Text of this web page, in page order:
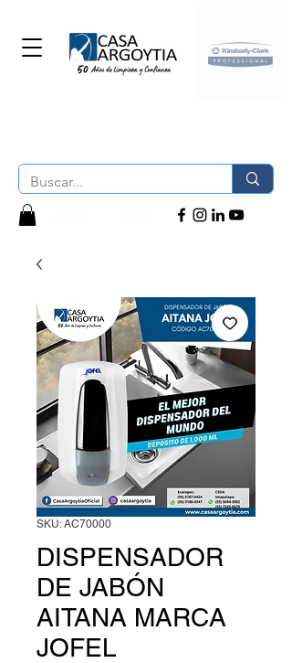
SKU: AC70000
DISPENSADOR
DE JABÓN
AITANA MARCA
JOFEL